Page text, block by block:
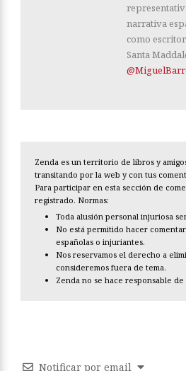
narrativa
como
Santa
Zenda es un territorio de libros y
transitando por la web y con tus
Para participar en esta sección de
registrado. Normas:
Toda alusión personal injuriosa
No está permitido hacer
españolas o injuriantes.
Nos reservamos el derecho a
consideremos fuera de tema.
Zenda no se hace responsable
Notificar por email